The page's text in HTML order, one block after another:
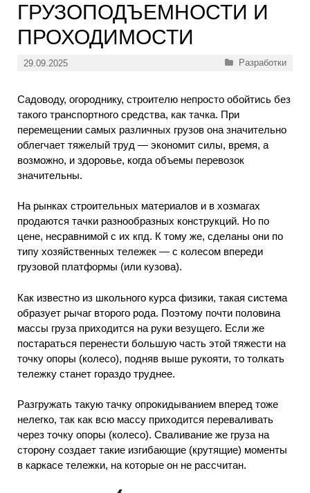
ГРУЗОПОДЪЕМНОСТИ И
ПРОХОДИМОСТИ
29.09.2025 Рубрики
Разработки
Садоводу, огороднику, строителю непросто обойтись без
такого транспортного средства, как тачка. При
перемещении самых различных грузов она значительно
облегчает тяжелый труд — экономит силы, время, а
возможно, и здоровье, когда объемы перевозок
значительны.
На рынках строительных материалов и в хозмагах
продаются тачки разнообразных конструкций. Но по
цене, несравнимой с их кпд. К тому же, сделаны они по
типу хозяйственных тележек — с колесом впереди
грузовой платформы (или кузова).
Как известно из школьного курса физики, такая система
образует рычаг второго рода. Поэтому почти половина
массы груза приходится на руки везущего. Если же
постараться перенести большую часть этой тяжести на
точку опоры (колесо), подняв выше рукояти, то толкать
тележку станет гораздо труднее.
Разгружать такую тачку опрокидыванием вперед тоже
нелегко, так как всю массу приходится переваливать
через точку опоры (колесо). Сваливание же груза на
сторону создает такие изгибающие (крутящие) моменты
в каркасе тележки, на которые он не рассчитан.